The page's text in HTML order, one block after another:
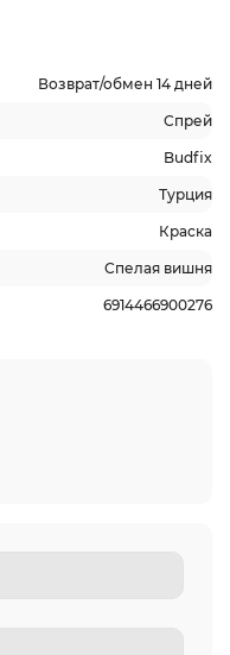
Возврат/обмен 14 дней
Спрей
Budfix
Турция
Краска
Спелая вишня
6914466900276